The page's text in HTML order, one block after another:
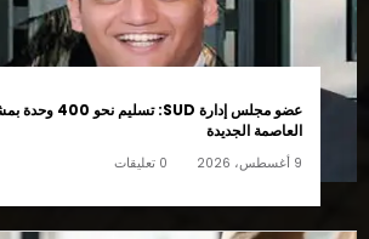
العاصمة الجديدة
9 أغسطس، 2026 0 تعليقات